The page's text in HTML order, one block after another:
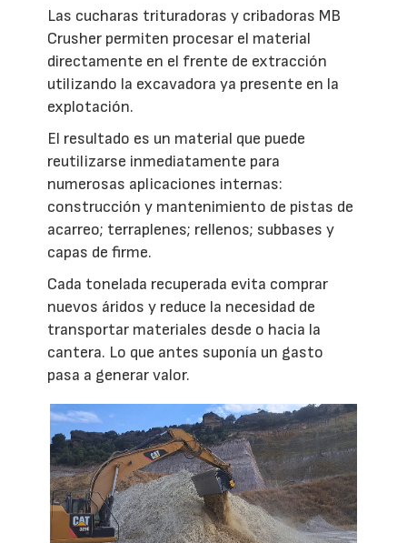
Las cucharas trituradoras y cribadoras MB
Crusher permiten procesar el material
directamente en el frente de extracción
utilizando la excavadora ya presente en la
explotación.
El resultado es un material que puede
reutilizarse inmediatamente para
numerosas aplicaciones internas:
construcción y mantenimiento de pistas de
acarreo; terraplenes; rellenos; subbases y
capas de firme.
Cada tonelada recuperada evita comprar
nuevos áridos y reduce la necesidad de
transportar materiales desde o hacia la
cantera. Lo que antes suponía un gasto
pasa a generar valor.